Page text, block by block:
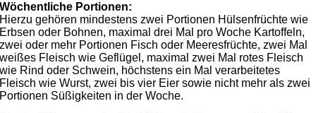
Wöchentliche Portionen:
Hierzu gehören mindestens zwei Portionen Hülsenfrüchte wie
Erbsen oder Bohnen, maximal drei Mal pro Woche Kartoffeln,
zwei oder mehr Portionen Fisch oder Meeresfrüchte, zwei Mal
weißes Fleisch wie Geflügel, maximal zwei Mal rotes Fleisch
wie Rind oder Schwein, höchstens ein Mal verarbeitetes
Fleisch wie Wurst, zwei bis vier Eier sowie nicht mehr als zwei
Portionen Süßigkeiten in der Woche.